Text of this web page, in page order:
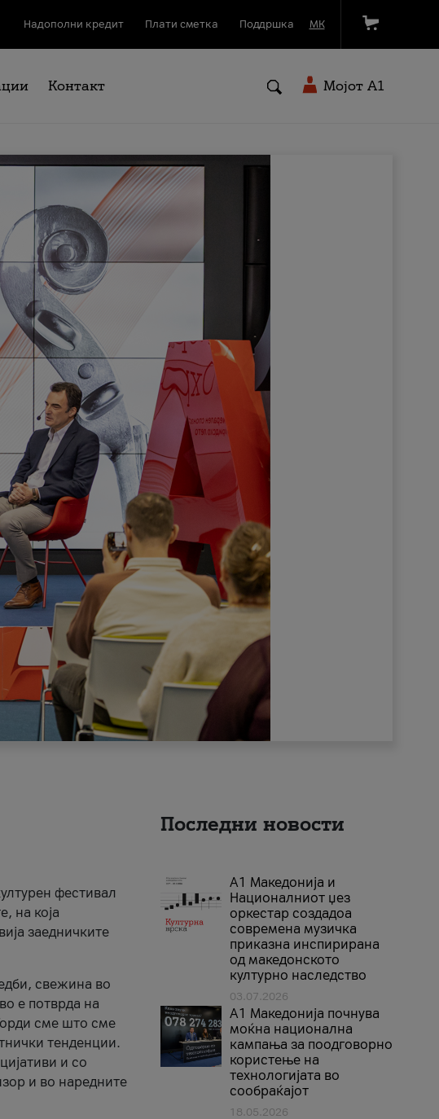
Надополни кредит Плати сметка Поддршка МК
Контакт Мојот A1
фестивал
на која
заедничките
свежина во
е потврда на
сме што сме
тенденции.
и со
и во наредните
Последни новости
А1 Македонија и
Националниот џез
оркестар создадоа
современа музичка
приказна инспирирана
од македонското
културно наследство
03.07.2026
A1 Македонија почнува
моќна национална
кампања за поодговорно
користење на
технологијата во
сообраќајот
18.05.2026